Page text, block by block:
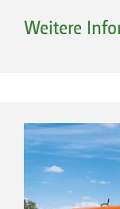
Behälter 500 l
Weitere